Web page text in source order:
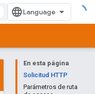
En esta página
Solicitud HTTP
Parámetros de ruta